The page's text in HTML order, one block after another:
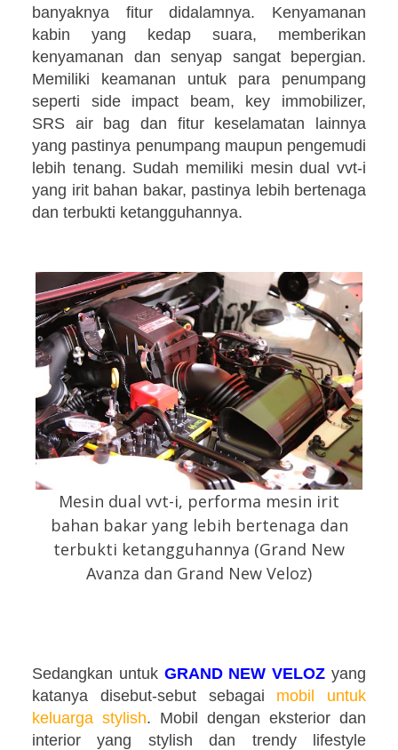
banyaknya fitur didalamnya. Kenyamanan
kabin yang kedap suara, memberikan
kenyamanan dan senyap sangat bepergian.
Memiliki keamanan untuk para penumpang
seperti side impact beam, key immobilizer,
SRS air bag dan fitur keselamatan lainnya
yang pastinya penumpang maupun pengemudi
lebih tenang. Sudah memiliki mesin dual vvt-i
yang irit bahan bakar, pastinya lebih bertenaga
dan terbukti ketangguhannya.
Mesin dual vvt-i, performa mesin irit
bahan bakar yang lebih bertenaga dan
terbukti ketangguhannya (Grand New
Avanza dan Grand New Veloz)
Sedangkan untuk GRAND NEW VELOZ yang
katanya disebut-sebut sebagai mobil untuk
keluarga stylish. Mobil dengan eksterior dan
interior yang stylish dan trendy lifestyle